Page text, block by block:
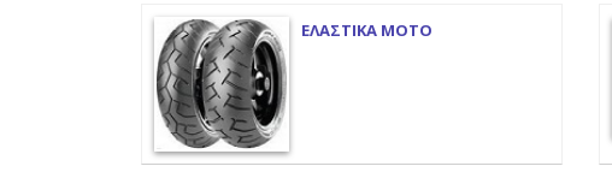
ΕΛΑΣΤΙΚΑ ΜΟΤΟ